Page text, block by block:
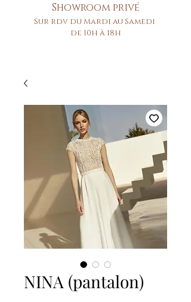
Showroom privé
Sur rdv du Mardi au Samedi
de 10h à 18h
NINA (pantalon)